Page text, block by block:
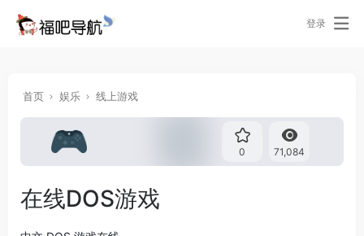
登录
首页 娱乐 线上游戏
0 71,084
在线DOS游戏